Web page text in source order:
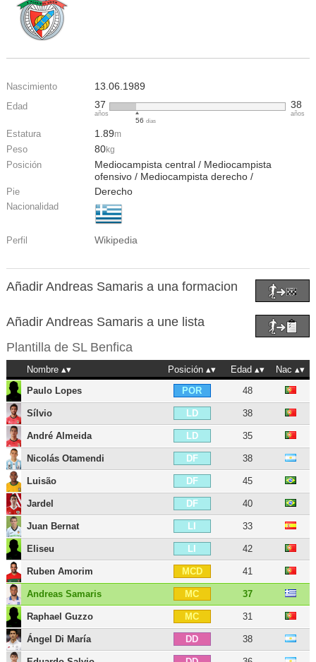
Nascimiento 13.06.1989
Edad 37
años
56 días
38
años
Estatura 1.89m
Peso 80kg
Posición
Mediocampista central / Mediocampista
ofensivo / Mediocampista derecho /
Pie Derecho
Nacionalidad
Perfil Wikipedia
Añadir Andreas Samaris a una formacion
Añadir Andreas Samaris a une lista
Plantilla de SL Benfica
Nombre Posición Edad
Nac
Paulo Lopes
POR 48
Sílvio LD 38
André Almeida LD 35
Nicolás Otamendi DF 38
Luisão DF 45
Jardel DF 40
Juan Bernat LI 33
Eliseu LI 42
Ruben Amorim MCD 41
Andreas Samaris MC 37
Raphael Guzzo MC 31
Ángel Di María DD 38